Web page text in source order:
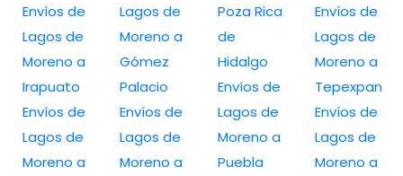
Envíos de
Lagos de
Moreno a
Irapuato
Envíos de
Lagos de
Moreno a
Lagos de
Moreno a
Gómez
Palacio
Envíos de
Lagos de
Moreno a
Poza Rica
de
Hidalgo
Envíos de
Lagos de
Moreno a
Puebla
Envíos de
Lagos de
Moreno a
Tepexpan
Envíos de
Lagos de
Moreno a